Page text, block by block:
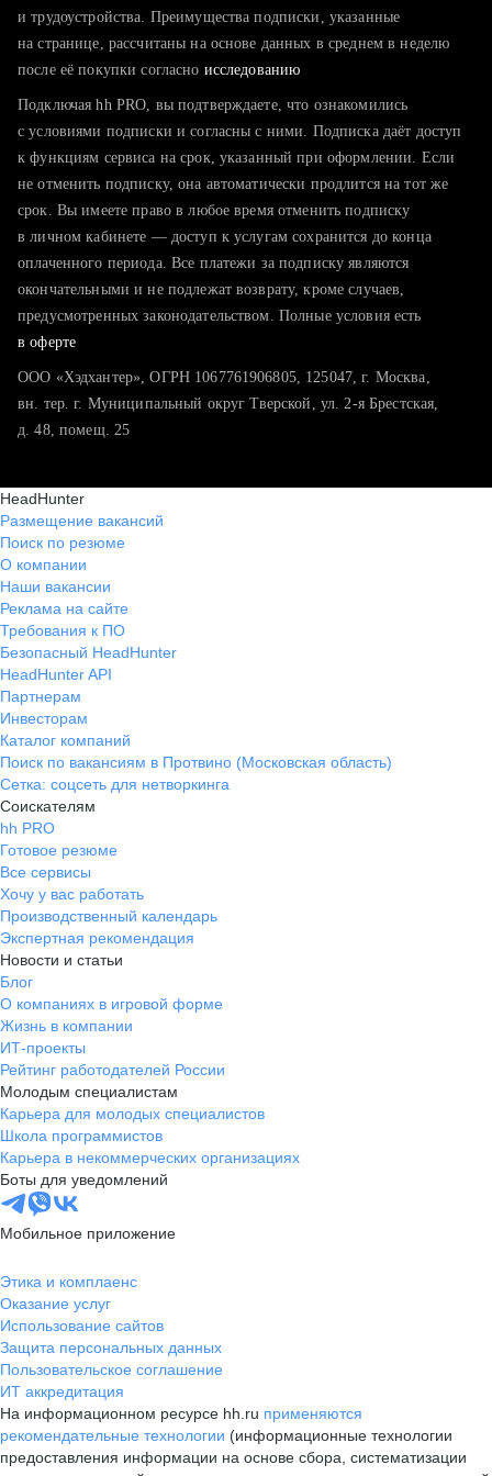
тратите много времени на поиск и вручную поднимаете
хотите сравнить себя с конкурентами и оценить шансы
и трудоустройства. Преимущества подписки, указанные
на странице, рассчитаны на основе данных в среднем в неделю
после её покупки согласно исследованию
Подключая hh PRO, вы подтверждаете, что ознакомились
с условиями подписки и согласны с ними. Подписка даёт доступ
к функциям сервиса на срок, указанный при оформлении. Если
не отменить подписку, она автоматически продлится на тот же
срок. Вы имеете право в любое время отменить подписку
в личном кабинете — доступ к услугам сохранится до конца
оплаченного периода. Все платежи за подписку являются
окончательными и не подлежат возврату, кроме случаев,
предусмотренных законодательством. Полные условия есть
в оферте
ООО «Хэдхантер», ОГРН 1067761906805, 125047, г. Москва,
вн. тер. г. Муниципальный округ Тверской, ул. 2-я Брестская,
д. 48, помещ. 25
HeadHunter
Размещение вакансий
Поиск по резюме
О компании
Наши вакансии
Реклама на сайте
Требования к ПО
Безопасный HeadHunter
HeadHunter API
Партнерам
Инвесторам
Каталог компаний
Поиск по вакансиям в Протвино (Московская область)
Сетка: соцсеть для нетворкинга
Соискателям
hh PRO
Готовое резюме
Все сервисы
Хочу у вас работать
Производственный календарь
Экспертная рекомендация
Новости и статьи
Блог
О компаниях в игровой форме
Жизнь в компании
ИТ-проекты
Рейтинг работодателей России
Молодым специалистам
Карьера для молодых специалистов
Школа программистов
Карьера в некоммерческих организациях
Боты для уведомлений
Мобильное приложение
Этика и комплаенс
Оказание услуг
Использование сайтов
Защита персональных данных
Пользовательское соглашение
ИТ аккредитация
На информационном ресурсе hh.ru применяются
рекомендательные технологии (информационные технологии
предоставления информации на основе сбора, систематизации